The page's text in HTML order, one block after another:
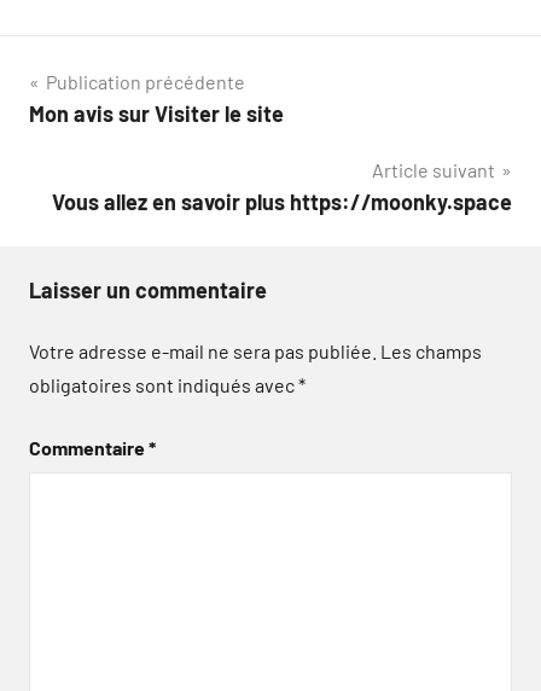
Navigation
de
Publication précédente
Mon avis sur Visiter le site
Article suivant
Vous allez en savoir plus https://moonky.space
Laisser un commentaire
Votre adresse e-mail ne sera pas publiée. Les champs
obligatoires sont indiqués avec*
Commentaire*